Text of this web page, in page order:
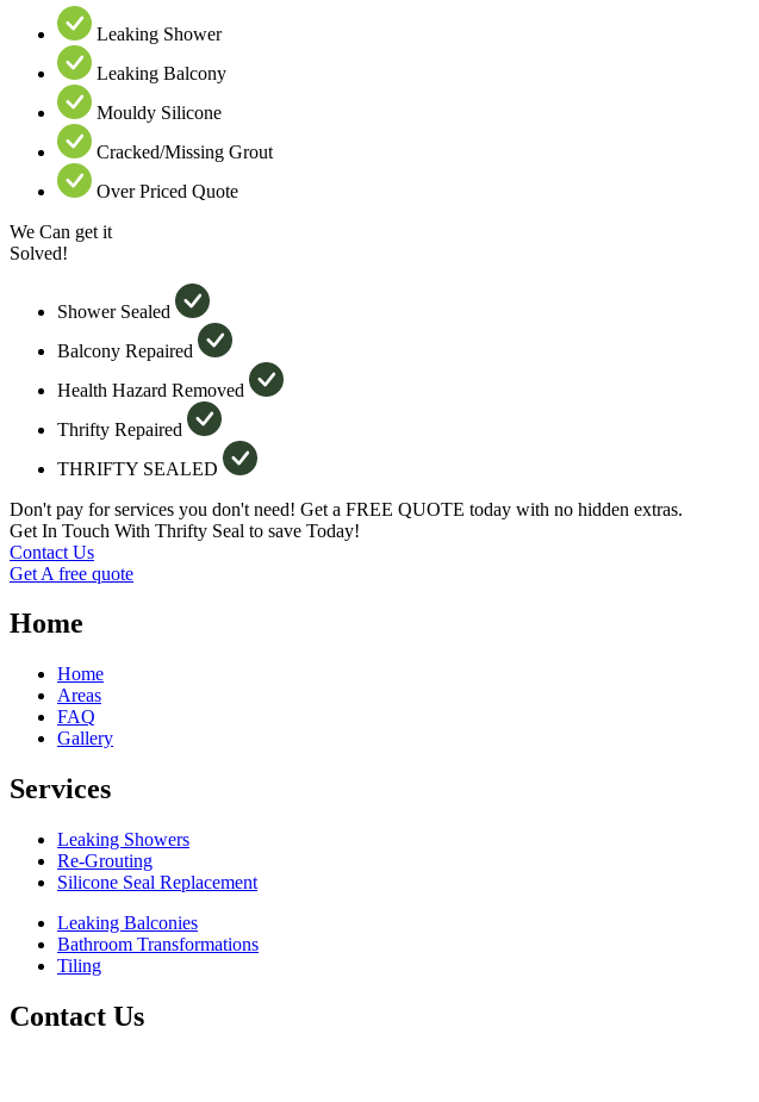
Leaking Shower
Leaking Balcony
Mouldy Silicone
Cracked/Missing Grout
Over Priced Quote
We Can get it
Solved!
Shower Sealed
Balcony Repaired
Health Hazard Removed
Thrifty Repaired
THRIFTY SEALED
Don't pay for services you don't need! Get a FREE QUOTE today with no hidden extras.
Get In Touch With Thrifty Seal to save Today!
Contact Us
Get A free quote
Home
Home
Areas
FAQ
Gallery
Services
Leaking Showers
Re-Grouting
Silicone Seal Replacement
Leaking Balconies
Bathroom Transformations
Tiling
Contact Us